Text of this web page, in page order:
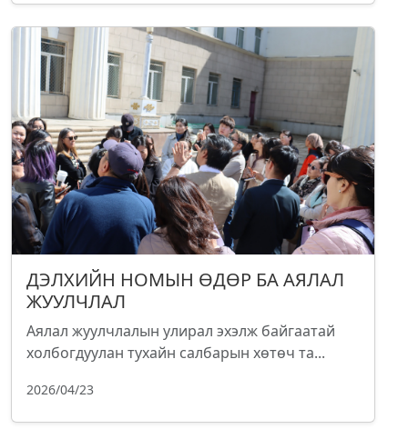
ДЭЛХИЙН НОМЫН ӨДӨР БА АЯЛАЛ
ЖУУЛЧЛАЛ
Аялал жуулчлалын улирал эхэлж байгаатай
холбогдуулан тухайн салбарын хөтөч та...
2026/04/23